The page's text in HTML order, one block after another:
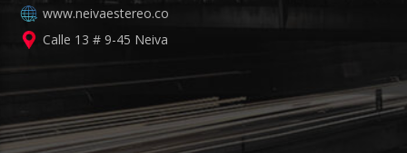
www.neivaestereo.co
Calle 13 # 9-45 Neiva